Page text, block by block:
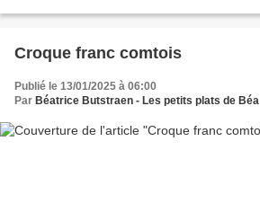
Croque franc comtois
Publié le 13/01/2025 à 06:00
Par Béatrice Butstraen - Les petits plats de Béa